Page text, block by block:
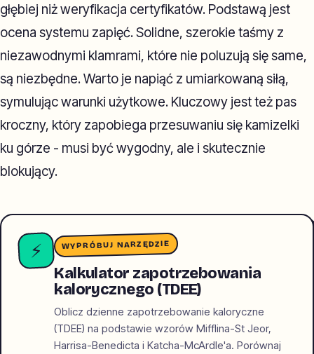
głębiej niż weryfikacja certyfikatów. Podstawą jest
ocena systemu zapięć. Solidne, szerokie taśmy z
niezawodnymi klamrami, które nie poluzują się same,
są niezbędne. Warto je napiąć z umiarkowaną siłą,
symulując warunki użytkowe. Kluczowy jest też pas
kroczny, który zapobiega przesuwaniu się kamizelki
ku górze - musi być wygodny, ale i skutecznie
blokujący.
⚡ WYPRÓBUJ NARZĘDZIE
Kalkulator zapotrzebowania
kalorycznego (TDEE)
Oblicz dzienne zapotrzebowanie kaloryczne
(TDEE) na podstawie wzorów Mifflina-St Jeor,
Harrisa-Benedicta i Katcha-McArdle'a. Porównaj